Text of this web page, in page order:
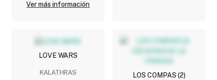
Ver más información
LOVE WARS
KALATHRAS
LOS COMPAS (2)